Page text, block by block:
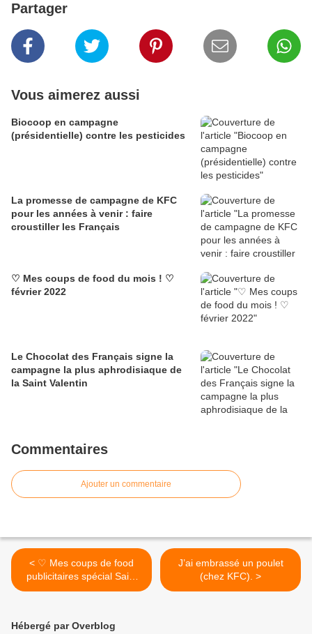
Partager
Vous aimerez aussi
Biocoop en campagne
(présidentielle) contre les pesticides
La promesse de campagne de KFC
pour les années à venir : faire
croustiller les Français
♡ Mes coups de food du mois ! ♡
février 2022
Le Chocolat des Français signe la
campagne la plus aphrodisiaque de
la Saint Valentin
Commentaires
Ajouter un commentaire
< ♡ Mes coups de food
publicitaires spécial Saint
Valentin ! ♡
J’ai embrassé un poulet
(chez KFC). >
Hébergé par Overblog